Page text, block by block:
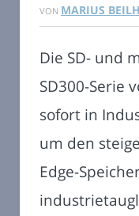
VON MARIUS
Die SD- und
SD300-Serie
sofort in
um den
Edge-